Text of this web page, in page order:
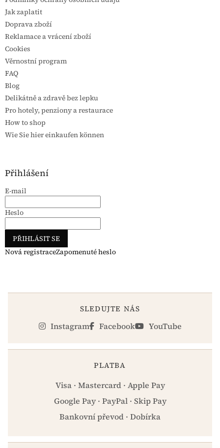
Jak zaplatit
Doprava zboží
Reklamace a vrácení zboží
Cookies
Věrnostní program
FAQ
Blog
Delikátně a zdravě bez lepku
Pro hotely, penziony a restaurace
How to shop
Wie Sie hier einkaufen können
Přihlášení
E-mail
Heslo
PŘIHLÁSIT SE
Nová registraceZapomenuté heslo
SLEDUJTE NÁS
Instagram Facebook YouTube
PLATBA
Visa · Mastercard · Apple Pay
Google Pay · PayPal · Skip Pay
Bankovní převod · Dobírka